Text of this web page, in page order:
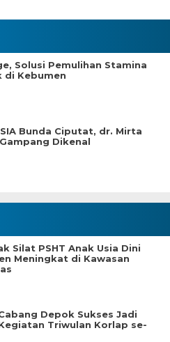
Solusi Pemulihan Stamina
di Kebumen
Bunda Ciputat, dr. Mirta
Dikenal
Silat PSHT Anak Usia Dini
Meningkat di Kawasan
Depok Sukses Jadi
Triwulan Korlap se-